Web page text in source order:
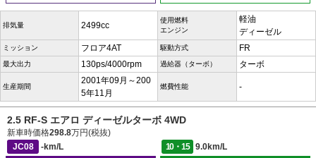
排気量 2499cc
使用燃料
エンジン
軽油
ディーゼル
ミッション フロア4AT 駆動方式 FR
最大出力 130ps/4000rpm 過給器（ターボ） ターボ
生産期間
2001年09月～200
5年11月
燃費性能 -
2.5 RF-S エアロ ディーゼルターボ 4WD
新車時価格298.8万円(税抜)
JC08
-km/L 10・15
9.0km/L